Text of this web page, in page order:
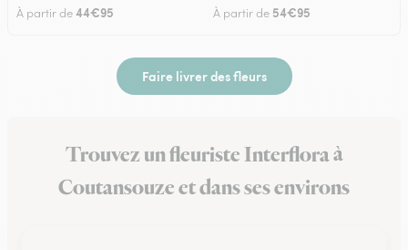
À partir de44€95 À partir de 54€95
Faire livrer des fleurs
Trouvez un fleuriste Interflora à
Coutansouze et dans ses environs